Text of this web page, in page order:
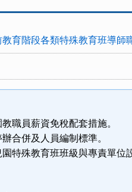
育階段各類特殊教育班導師
職員薪資免稅配套措施。
合併及人員編制標準。
園特殊教育班班級與專責單位